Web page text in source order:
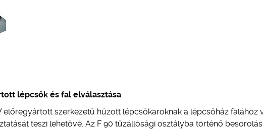
lépcsők és fal elválasztása
előregyártott szerkezetű húzott lépcsőkaroknak a lépcsőház falához
teszi lehetővé. Az F 90 tűzállósági osztályba történő